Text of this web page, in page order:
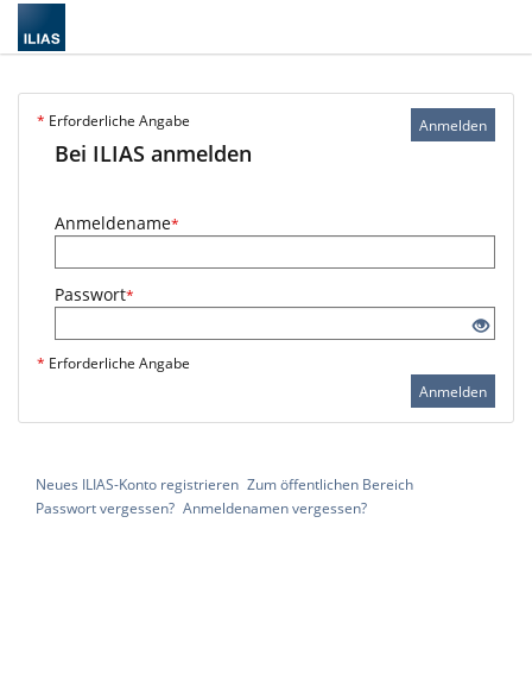
Anmelden
* Erforderliche Angabe
Bei ILIAS anmelden
Anmeldename*
Passwort*
* Erforderliche Angabe
Anmelden
Neues ILIAS-Konto registrieren Zum öffentlichen Bereich
Passwort vergessen? Anmeldenamen vergessen?